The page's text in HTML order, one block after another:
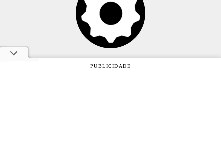
Anuncie
PUBLICIDADE